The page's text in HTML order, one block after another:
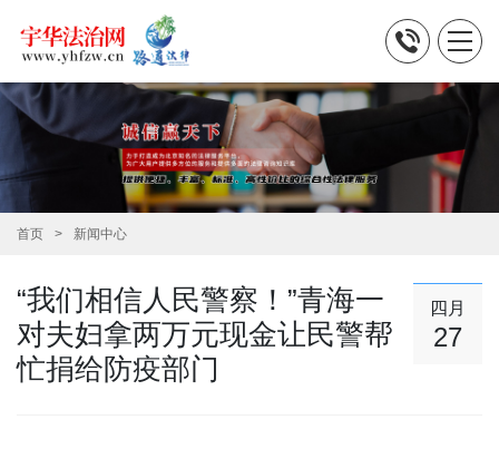
首页 新闻中心
“我们相信人民警察！”青海一
对夫妇拿两万元现金让民警帮
忙捐给防疫部门
四月
27